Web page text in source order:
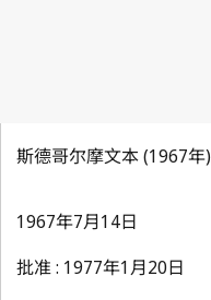
斯德哥尔摩文本 (1967年)
1967年7月14日
批准 : 1977年1月20日